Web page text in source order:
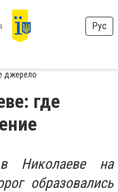
Рус
джерело
где
Николаеве на
образовались